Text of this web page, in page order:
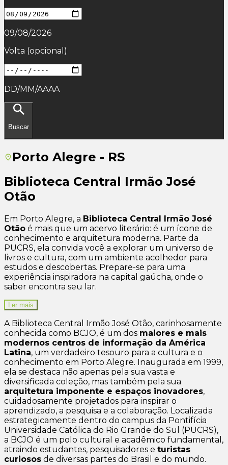
09/08/2026
Volta (opcional)
DD/MM/AAAA
Buscar
Porto Alegre - RS
Biblioteca Central Irmão José
Otão
Em Porto Alegre, a Biblioteca Central Irmão José
Otão é mais que um acervo literário: é um ícone de
conhecimento e arquitetura moderna. Parte da
PUCRS, ela convida você a explorar um universo de
livros e cultura, com um ambiente acolhedor para
estudos e descobertas. Prepare-se para uma
experiência inspiradora na capital gaúcha, onde o
saber encontra seu lar.
Ler mais
A Biblioteca Central Irmão José Otão, carinhosamente
conhecida como BCJO, é um dos maiores e mais
modernos centros de informação da América
Latina, um verdadeiro tesouro para a cultura e o
conhecimento em Porto Alegre. Inaugurada em 1999,
ela se destaca não apenas pela sua vasta e
diversificada coleção, mas também pela sua
arquitetura imponente e espaços inovadores,
cuidadosamente projetados para inspirar o
aprendizado, a pesquisa e a colaboração. Localizada
estrategicamente dentro do campus da Pontifícia
Universidade Católica do Rio Grande do Sul (PUCRS),
a BCJO é um polo cultural e acadêmico fundamental,
atraindo estudantes, pesquisadores e turistas
curiosos de diversas partes do Brasil e do mundo.